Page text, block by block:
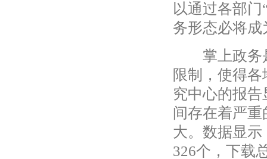
以通过各部
务形态必将
掌上政务是
限制，使得
究中心的报
间存在着严
大。数据显
326个，下载